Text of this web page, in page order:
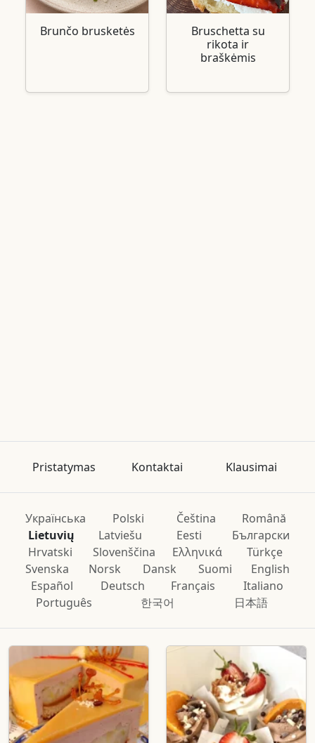
Brunčo brusketės
Bruschetta su
rikota ir
braškėmis
Pristatymas Kontaktai Klausimai
Українська Polski Čeština
Română
Lietuvių
Latviešu Eesti
Български
Hrvatski
Slovenščina Ελληνικά
Türkçe
Svenska
Norsk Dansk Suomi
English
Español
Deutsch Français
Italiano
Português
한국어 日本語